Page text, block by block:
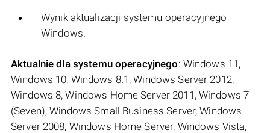
Wynik aktualizacji systemu operacyjnego
Windows.
Aktualnie dla systemu operacyjnego: Windows 11,
Windows 10, Windows 8.1, Windows Server 2012,
Windows 8, Windows Home Server 2011, Windows 7
(Seven), Windows Small Business Server, Windows
Server 2008, Windows Home Server, Windows Vista,